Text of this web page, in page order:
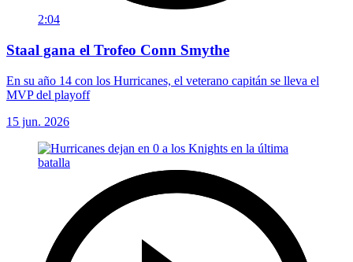
2:04
Staal gana el Trofeo Conn Smythe
En su año 14 con los Hurricanes, el veterano capitán se lleva el
MVP del playoff
15 jun. 2026